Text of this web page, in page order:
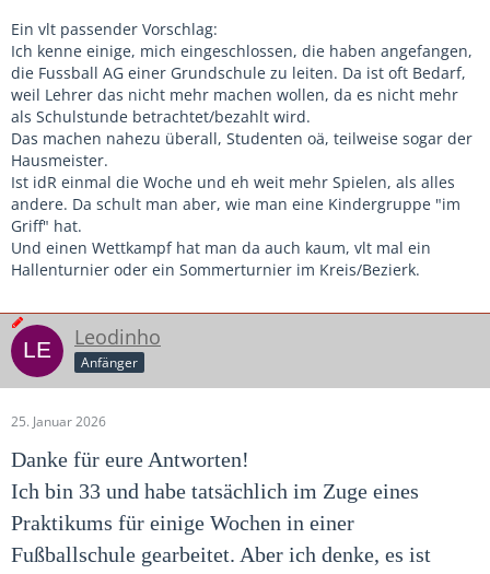
Ein vlt passender Vorschlag:
Ich kenne einige, mich eingeschlossen, die haben angefangen,
die Fussball AG einer Grundschule zu leiten. Da ist oft Bedarf,
weil Lehrer das nicht mehr machen wollen, da es nicht mehr
als Schulstunde betrachtet/bezahlt wird.
Das machen nahezu überall, Studenten oä, teilweise sogar der
Hausmeister.
Ist idR einmal die Woche und eh weit mehr Spielen, als alles
andere. Da schult man aber, wie man eine Kindergruppe "im
Griff" hat.
Und einen Wettkampf hat man da auch kaum, vlt mal ein
Hallenturnier oder ein Sommerturnier im Kreis/Bezierk.
Leodinho
Anfänger
25. Januar 2026
Danke für eure Antworten!
Ich bin 33 und habe tatsächlich im Zuge eines
Praktikums für einige Wochen in einer
Fußballschule gearbeitet. Aber ich denke, es ist